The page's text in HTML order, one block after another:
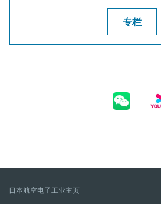
专栏
日本航空电子工业主页